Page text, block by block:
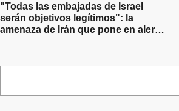
"Todas las embajadas de Israel
serán objetivos legítimos": la
amenaza de Irán que pone en alerta